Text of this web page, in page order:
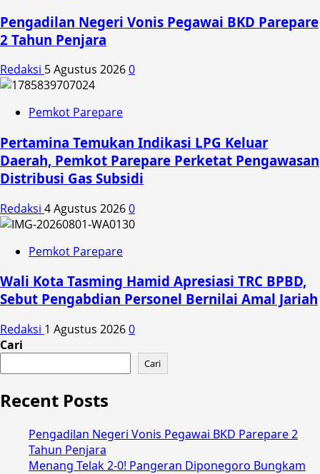
Pengadilan Negeri Vonis Pegawai BKD Parepare
2 Tahun Penjara
Redaksi 5 Agustus 20260
Pemkot Parepare
Pertamina Temukan Indikasi LPG Keluar
Daerah, Pemkot Parepare Perketat Pengawasan
Distribusi Gas Subsidi
Redaksi 4 Agustus 20260
Pemkot Parepare
Wali Kota Tasming Hamid Apresiasi TRC BPBD,
Sebut Pengabdian Personel Bernilai Amal Jariah
Redaksi 1 Agustus 20260
Cari
Cari
Recent Posts
Pengadilan Negeri Vonis Pegawai BKD Parepare 2
Tahun Penjara
Menang Telak 2-0! Pangeran Diponegoro Bungkam